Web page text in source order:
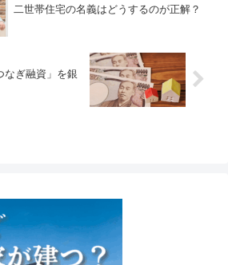
二世帯住宅の名義はどうするのが正解？
なぎ融資」を銀